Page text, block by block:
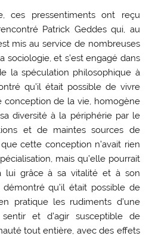
ces pressentiments ont reçu
Patrick Geddes qui, au
mis au service de nombreuses
sociologie, et s’est engagé dans
la spéculation philosophique à
qu’il était possible de vivre
de la vie, homogène
diversité à la périphérie par le
et de maintes sources de
cette conception n’avait rien
mais qu’elle pourrait
lui grâce à sa vitalité et à son
qu’il était possible de
pratique les rudiments d’une
et d’agir susceptible de
tout entière, avec des effets